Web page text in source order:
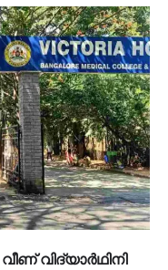
വിദ്യാര്‍ഥിനി